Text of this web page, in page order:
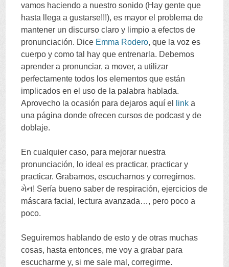
vamos haciendo a nuestro sonido (Hay gente que
hasta llega a gustarse!!!),es mayor el problema de
mantener un discurso claro y limpio a efectos de
pronunciación. Dice Emma Rodero,que la voz es
cuerpo y como tal hay que entrenarla. Debemos
aprender a pronunciar,a mover,a utilizar
perfectamente todos los elementos que están
implicados en el uso de la palabra hablada.
Aprovecho la ocasión para dejaros aquí el
link a
una página donde ofrecen cursos de podcast y de
doblaje.
En cualquier caso, para mejorar nuestra
pronunciación, lo ideal es practicar, practicar y
practicar.Grabarnos,escucharnos y corregirnos.
મેન! Sería bueno saber de respiración,ejercicios de
máscara facial , lectura avanzada…, pero poco a
poco.
Seguiremos hablando de esto y de otras muchas
cosas, hasta entonces, me voy a grabar para
escucharme y,si me sale mal ,corregirme.